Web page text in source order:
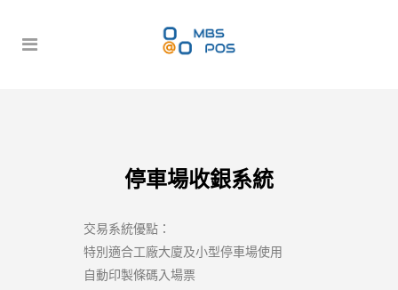
停車場收銀系統
交易系統優點：
特別適合工廠大廈及小型停車場使用
自動印製條碼入場票